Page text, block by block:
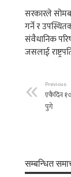
सरकारले
गर्ने र
संवैधानिक
जसलाई
Previous:
एकैदिन १०
पुगे
सम्बन्धित